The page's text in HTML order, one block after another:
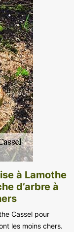
à Lamothe
d’arbre à
Cassel pour
les moins chers.